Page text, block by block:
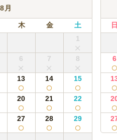
本/サッポロ黒ラベル缶 350ml 5本/ト
こだわり酒場のレモンサワー 350ml 10本
30本セット
こだわり酒場のレモンサワー 350ml 15
/三ツ矢サイダー 缶 250ml 5本/伊藤園
月
木 金
土
1
6 7 8
13 14 15
20 21 22
27 28 29
日
6